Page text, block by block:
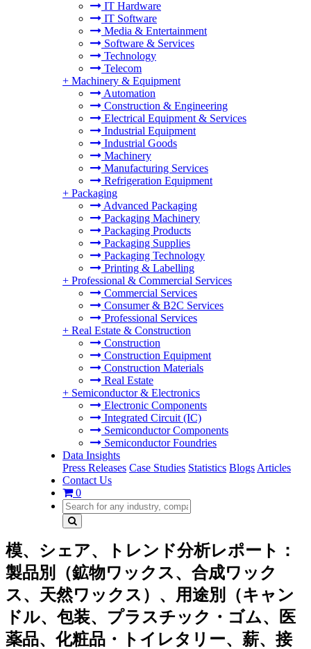
IT Hardware
IT Software
Media & Entertainment
Software & Services
Technology
Telecom
+ Machinery & Equipment
Automation
Construction & Engineering
Electrical Equipment & Services
Industrial Equipment
Industrial Goods
Machinery
Manufacturing Services
Refrigeration Equipment
+ Packaging
Advanced Packaging
Packaging Machinery
Packaging Products
Packaging Supplies
Packaging Technology
Printing & Labelling
+ Professional & Commercial Services
Commercial Services
Consumer & B2C Services
Professional Services
+ Real Estate & Construction
Construction
Construction Equipment
Construction Materials
Real Estate
+ Semiconductor & Electronics
Electronic Components
Integrated Circuit (IC)
Semiconductor Components
Semiconductor Foundries
Data Insights
Press Releases Case Studies Statistics Blogs Articles
Contact Us
0
模、シェア、トレンド分析レポート：
製品別（鉱物ワックス、合成ワック
ス、天然ワックス）、用途別（キャン
ドル、包装、プラスチック・ゴム、医
薬品、化粧品・トイレタリー、薪、接